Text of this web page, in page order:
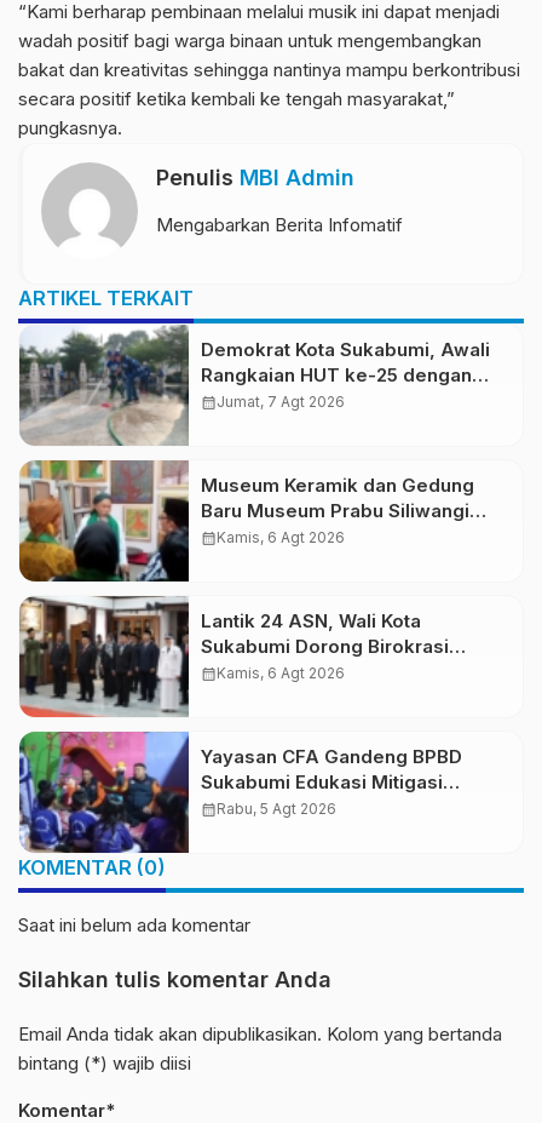
“Kami berharap pembinaan melalui musik ini dapat menjadi
wadah positif bagi warga binaan untuk mengembangkan
bakat dan kreativitas sehingga nantinya mampu berkontribusi
secara positif ketika kembali ke tengah masyarakat,”
pungkasnya.
Penulis MBI Admin
Mengabarkan Berita Infomatif
ARTIKEL TERKAIT
Demokrat Kota Sukabumi, Awali
Rangkaian HUT ke-25 dengan
Aksi Bersih Masjid Agung dan
calendar_monthJumat, 7 Agt 2026
Museum Keramik dan Gedung
Baru Museum Prabu Siliwangi
Diresmikan, Ponpes Al-Fath
calendar_monthKamis, 6 Agt 2026
Lantik 24 ASN, Wali Kota
Sukabumi Dorong Birokrasi
Profesional dan Adaptif
calendar_monthKamis, 6 Agt 2026
Yayasan CFA Gandeng BPBD
Sukabumi Edukasi Mitigasi
Bencana untuk Anak Usia Dini
calendar_monthRabu, 5 Agt 2026
KOMENTAR (0)
Saat ini belum ada komentar
Silahkan tulis komentar Anda
Email Anda tidak akan dipublikasikan. Kolom yang bertanda
bintang (*) wajib diisi
Komentar*